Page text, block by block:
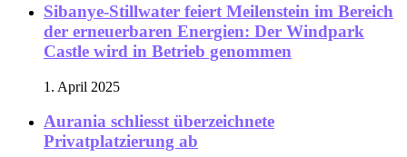
Sibanye-Stillwater feiert Meilenstein im Bereich
der erneuerbaren Energien: Der Windpark
Castle wird in Betrieb genommen
1. April 2025
Aurania schliesst überzeichnete
Privatplatzierung ab